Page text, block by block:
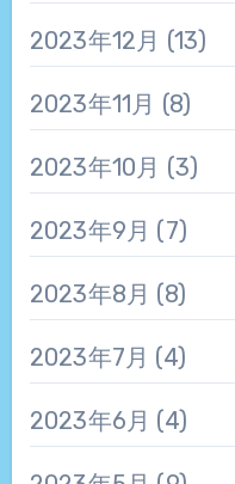
2023年12月 (13)
2023年11月 (8)
2023年10月 (3)
2023年9月 (7)
2023年8月 (8)
2023年7月 (4)
2023年6月 (4)